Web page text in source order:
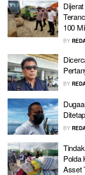
100
BY
BY
BY
Polda
Asset